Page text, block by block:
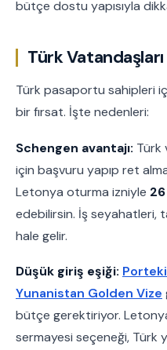
bütçe dostu yapısıyla
Türk
Türk pasaportu sahipleri
bir fırsat. İşte nedenleri:
Schengen avantajı: Türk
için başvuru yapıp ret
Letonya oturma izniyle
edebilirsin. İş seyahatleri,
hale gelir.
Düşük giriş eşiği:
Yunanistan Golden Vize
bütçe gerektiriyor.
sermayesi seçeneği, Türk